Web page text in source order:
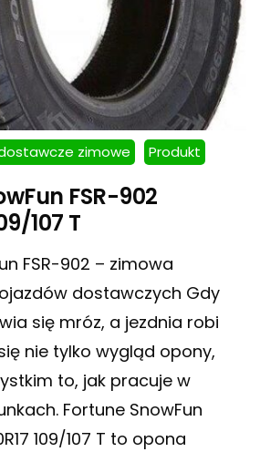
zimowe Produkt
FSR-902
107 T
FSR-902 – zimowa
dostawczych Gdy
się mróz, a jezdnia robi
nie tylko wygląd opony,
to, jak pracuje w
Fortune SnowFun
109/107 T to opona